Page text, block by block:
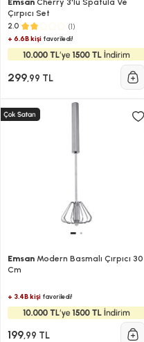
Emsan Cherry 3'lü Spatula Ve
Çırpıcı Set
2.0 (1)
+ 6.6B kişi favoriledi!
299,99 TL
Emsan Modern Basmalı Çırpıcı 30
Cm
+ 3.4B kişi favoriledi!
199,99 TL